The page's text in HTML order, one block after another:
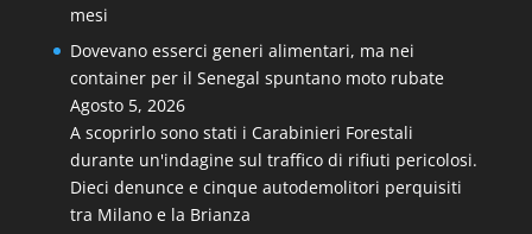
mesi
Dovevano esserci generi alimentari, ma nei
container per il Senegal spuntano moto rubate
Agosto 5, 2026
A scoprirlo sono stati i Carabinieri Forestali
durante un'indagine sul traffico di rifiuti pericolosi.
Dieci denunce e cinque autodemolitori perquisiti
tra Milano e la Brianza